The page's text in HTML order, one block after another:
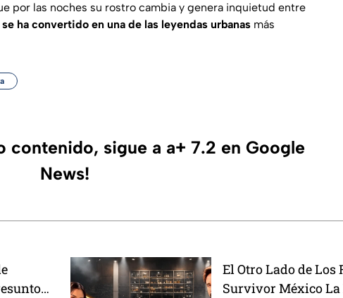
por las noches su rostro cambia y genera inquietud entre
ha convertido en una de las leyendas urbanas más
contenido, sigue a a+ 7.2 en Google
News!
El Otro Lado de Los
Survivor México